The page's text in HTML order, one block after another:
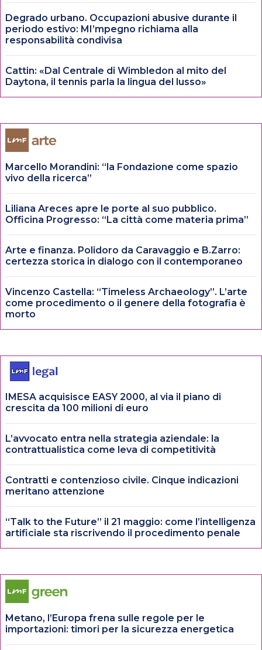
Degrado urbano. Occupazioni abusive durante il
periodo estivo: MI’mpegno richiama alla
responsabilità condivisa
Cattin: «Dal Centrale di Wimbledon al mito del
Daytona, il tennis parla la lingua del lusso»
Marcello Morandini: “la Fondazione come spazio
vivo della ricerca”
Liliana Areces apre le porte al suo pubblico.
Officina Progresso: “La città come materia prima”
Arte e finanza. Polidoro da Caravaggio e B.Zarro:
certezza storica in dialogo con il contemporaneo
Vincenzo Castella: “Timeless Archaeology”. L’arte
come procedimento o il genere della fotografia è
morto
IMESA acquisisce EASY 2000, al via il piano di
crescita da 100 milioni di euro
L’avvocato entra nella strategia aziendale: la
contrattualistica come leva di competitività
Contratti e contenzioso civile. Cinque indicazioni
meritano attenzione
“Talk to the Future” il 21 maggio: come l’intelligenza
artificiale sta riscrivendo il procedimento penale
Metano, l’Europa frena sulle regole per le
importazioni: timori per la sicurezza energetica